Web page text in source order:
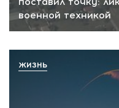
военной техникой
ЖИЗНЬ